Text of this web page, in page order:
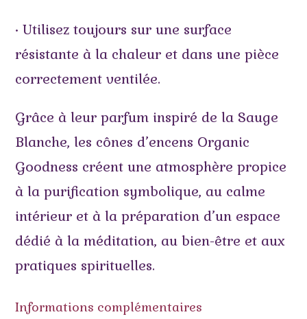
• Utilisez toujours sur une surface
résistante à la chaleur et dans une pièce
correctement ventilée.
Grâce à leur parfum inspiré de la Sauge
Blanche, les cônes d’encens Organic
Goodness créent une atmosphère propice
à la purification symbolique, au calme
intérieur et à la préparation d’un espace
dédié à la méditation, au bien-être et aux
pratiques spirituelles.
Informations complémentaires